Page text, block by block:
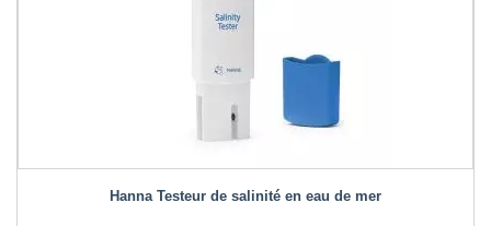
Hanna Testeur de salinité en eau de mer